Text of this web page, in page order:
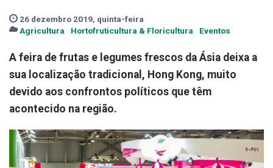
26 dezembro 2019, quinta-feira
Agricultura
Hortofruticultura & Floricultura Eventos
A feira de frutas e legumes frescos da Ásia deixa a
sua localização tradicional, Hong Kong, muito
devido aos confrontos políticos que têm
acontecido na região.